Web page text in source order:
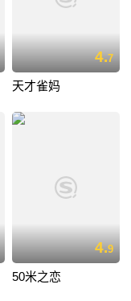
4.7
天才雀妈
4.9
50米之恋